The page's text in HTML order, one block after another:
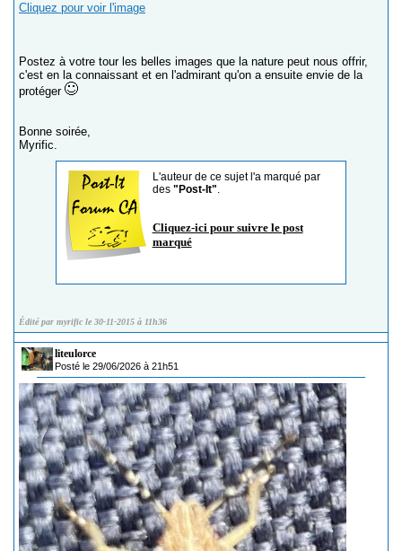
Cliquez pour voir l'image
Postez à votre tour les belles images que la nature peut nous offrir,
c'est en la connaissant et en l'admirant qu'on a ensuite envie de la
protéger
Bonne soirée,
Myrific.
L'auteur de ce sujet l'a marqué par
des "Post-It".
Cliquez-ici pour suivre le post
marqué
Édité par myrific le 30-11-2015 à 11h36
liteulorce
Posté le 29/06/2026 à 21h51